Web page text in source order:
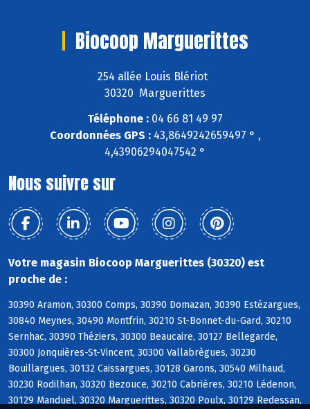
Biocoop Marguerittes
254 allée Louis Blériot
30320 Marguerittes
Téléphone : 04 66 81 49 97
Coordonnées GPS :43,8649242659497 ° ,
4,43906294047542 °
Nous suivre sur
Votre magasin Biocoop Marguerittes (30320) est
proche de :
30390 Aramon, 30300 Comps, 30390 Domazan, 30390 Estézargues,
30840 Meynes, 30490 Montfrin, 30210 St-Bonnet-du-Gard, 30210
Sernhac, 30390 Théziers, 30300 Beaucaire, 30127 Bellegarde,
30300 Jonquières-St-Vincent, 30300 Vallabrègues, 30230
Bouillargues, 30132 Caissargues, 30128 Garons, 30540 Milhaud,
30230 Rodilhan, 30320 Bezouce, 30210 Cabrières, 30210 Lédenon,
30129 Manduel, 30320 Marguerittes, 30320 Poulx, 30129 Redessan,